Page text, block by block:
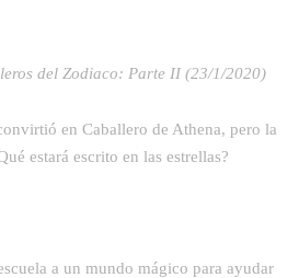
del Zodiaco: Parte II (23/1/2020)
en Caballero de Athena, pero la
estará escrito en las estrellas?
a un mundo mágico para ayudar